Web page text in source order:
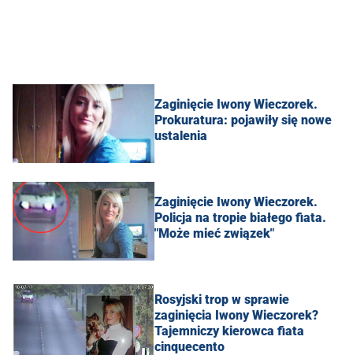
Zaginięcie Iwony Wieczorek.
Prokuratura: pojawiły się nowe
ustalenia
Zaginięcie Iwony Wieczorek.
Policja na tropie białego fiata.
"Może mieć związek"
Rosyjski trop w sprawie
zaginięcia Iwony Wieczorek?
Tajemniczy kierowca fiata
cinquecento